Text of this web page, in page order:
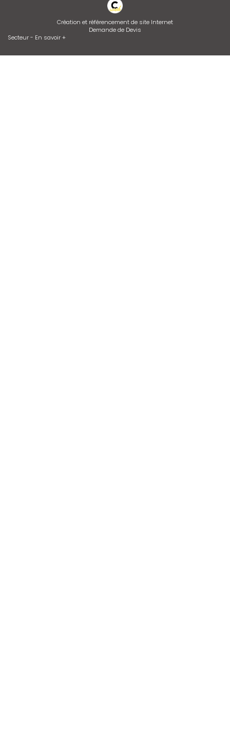
Création et référencement de site Internet
Demande de Devis
Secteur- En savoir +